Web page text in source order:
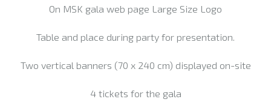
On MSK gala web page Large Size Logo
Table and place during party for presentation.
Two vertical banners (70 x 240 cm) displayed on-site
4 tickets for the gala